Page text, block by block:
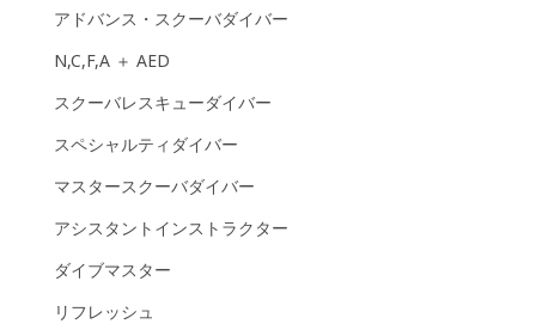
アドバンス・スクーバダイバー
N,C,F,A ＋ AED
スクーバレスキューダイバー
スペシャルティダイバー
マスタースクーバダイバー
アシスタントインストラクター
ダイブマスター
リフレッシュ